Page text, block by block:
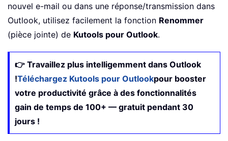
nouvel e-mail ou dans une réponse/transmission dans
Outlook, utilisez facilement la fonction Renommer
(pièce jointe) de Kutools pour Outlook.
👉 Travaillez plus intelligemment dans Outlook
!Téléchargez Kutools pour Outlookpour booster
votre productivité grâce à des fonctionnalités
gain de temps de 100+ — gratuit pendant 30
jours !